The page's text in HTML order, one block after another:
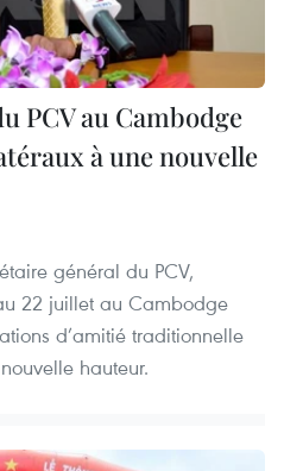
PCV au Cambodge
à une nouvelle
général du PCV,
22 juillet au Cambodge
d’amitié traditionnelle
hauteur.